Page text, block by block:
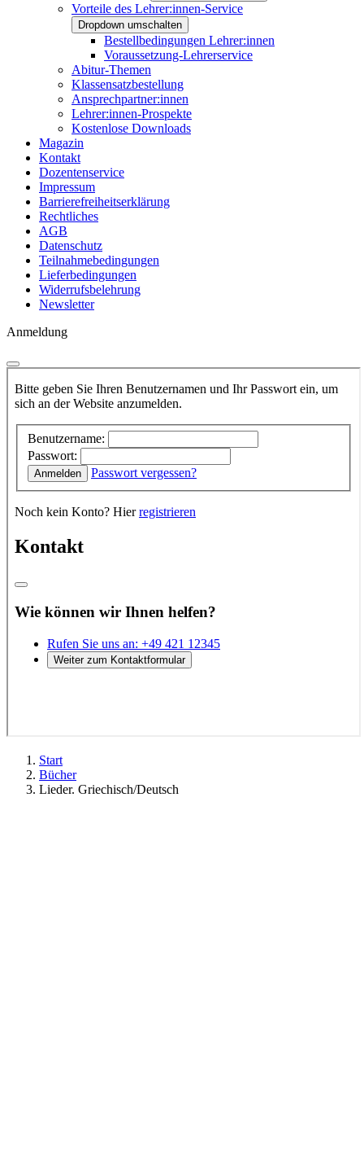
Vorteile des Lehrer:innen-Service
Dropdown umschalten
Bestellbedingungen Lehrer:innen
Voraussetzung-Lehrerservice
Abitur-Themen
Klassensatzbestellung
Ansprechpartner:innen
Lehrer:innen-Prospekte
Kostenlose Downloads
Magazin
Kontakt
Dozentenservice
Impressum
Barrierefreiheitserklärung
Rechtliches
AGB
Datenschutz
Teilnahmebedingungen
Lieferbedingungen
Widerrufsbelehrung
Newsletter
Anmeldung
Start
Bücher
Lieder. Griechisch/Deutsch